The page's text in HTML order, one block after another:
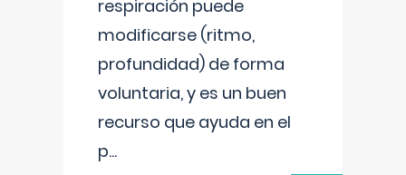
respiración puede
modificarse (ritmo,
profundidad) de forma
voluntaria, y es un buen
recurso que ayuda en el
p...